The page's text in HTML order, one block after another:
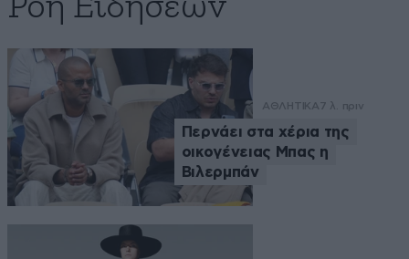
Ροή Ειδήσεων
ΑΘΛΗΤΙΚΑ7 λ. πριν
Περνάει στα χέρια της
οικογένειας Μπας η
Βιλερμπάν